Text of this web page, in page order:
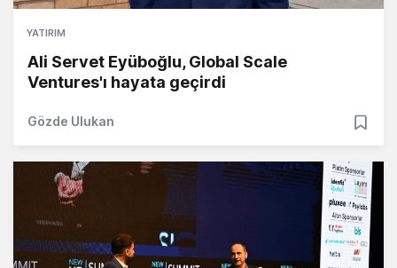
YATIRIM
Ali Servet Eyüboğlu, Global Scale
Ventures'ı hayata geçirdi
Gözde Ulukan